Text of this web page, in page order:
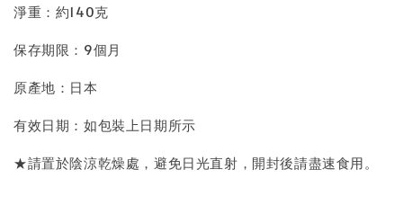
淨重：約140克
保存期限：9個月
原產地：日本
有效日期：如包裝上日期所示
★請置於陰涼乾燥處，避免日光直射，開封後請盡速食用。